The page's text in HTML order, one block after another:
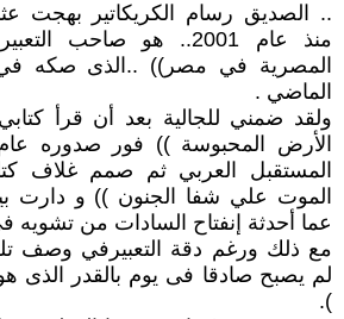
.. الصديق رسام الكريكاتير بهجت
منذ عام 2001.. هو صاحب
المصرية في مصر)) ..الذى صكه في
الماضي .
ولقد ضمني للجالية بعد أن قرأ
المستقبل العربي ثم صمم غلاف
الموت علي شفا الجنون )) و دارت
عما أحدثة إنفتاح السادات من تشويه
مع ذلك ورغم دقة التعبيرفي وصف
).